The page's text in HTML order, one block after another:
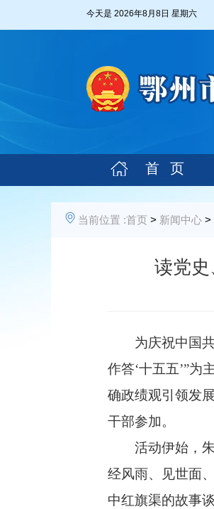
今天是 2026年8月8日 星期六
首 页
当前位置 :首页 > 新闻中心 >
读党
为庆祝中国共
作答‘十五五’”
确政绩观引领发
干部参加。
活动伊始，朱
经风雨、见世面
中红旗渠的故事